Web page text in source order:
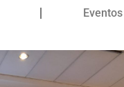
Eventos